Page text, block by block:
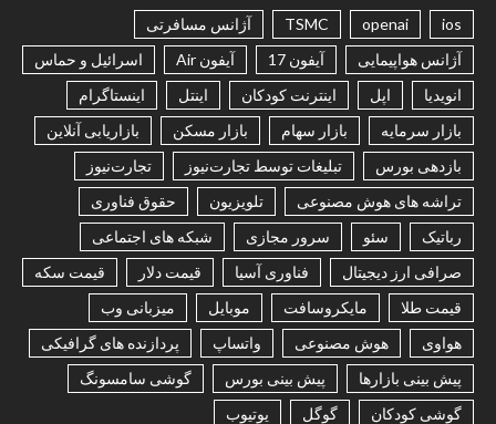
ios
openai
TSMC
آژانس مسافرتی
آژانس هواپیمایی
آیفون 17 آیفون Air
اسرائیل و حماس
انویدیا
اپل اینترنت کودکان اینتل
اینستاگرام
بازار سرمایه
بازار سهام بازار مسکن
بازاریابی آنلاین
بازدهی بورس
تبلیغات توسط تجارت‌نیوز
تجارت‌نیوز
تراشه های هوش مصنوعی
تلویزیون
حقوق فناوری
رباتیک
سئو سرور مجازی
شبکه های اجتماعی
صرافی ارز دیجیتال
فناوری آسیا قیمت دلار
قیمت سکه
قیمت طلا
مایکروسافت موبایل
میزبانی وب
هواوی
هوش مصنوعی واتساپ
پردازنده های گرافیکی
پیش بینی بازارها
پیش بینی بورس
گوشی سامسونگ
گوشی کودکان
گوگل یوتیوب